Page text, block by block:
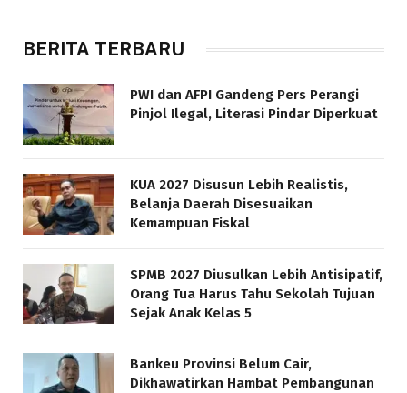
BERITA TERBARU
PWI dan AFPI Gandeng Pers Perangi
Pinjol Ilegal, Literasi Pindar Diperkuat
KUA 2027 Disusun Lebih Realistis,
Belanja Daerah Disesuaikan
Kemampuan Fiskal
SPMB 2027 Diusulkan Lebih Antisipatif,
Orang Tua Harus Tahu Sekolah Tujuan
Sejak Anak Kelas 5
Bankeu Provinsi Belum Cair,
Dikhawatirkan Hambat Pembangunan